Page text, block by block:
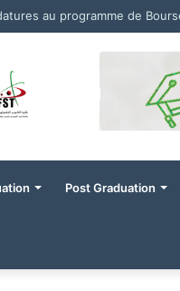
Post Graduation